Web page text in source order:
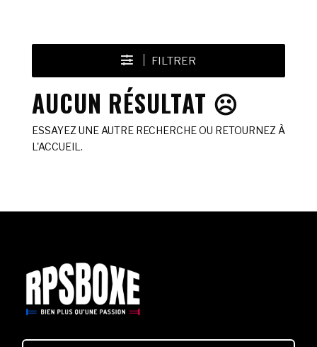
FILTRER
AUCUN RÉSULTAT ☹️
ESSAYEZ UNE AUTRE RECHERCHE OU RETOURNEZ À
L'ACCUEIL.